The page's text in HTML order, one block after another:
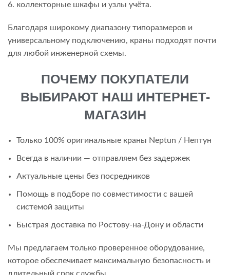
коллекторные шкафы и узлы учёта.
Благодаря широкому диапазону типоразмеров и
универсальному подключению, краны подходят почти
для любой инженерной схемы.
ПОЧЕМУ ПОКУПАТЕЛИ
ВЫБИРАЮТ НАШ ИНТЕРНЕТ-
МАГАЗИН
Только 100% оригинальные краны Neptun / Нептун
Всегда в наличии — отправляем без задержек
Актуальные цены без посредников
Помощь в подборе по совместимости с вашей
системой защиты
Быстрая доставка по Ростову-на-Дону и области
Мы предлагаем только проверенное оборудование,
которое обеспечивает максимальную безопасность и